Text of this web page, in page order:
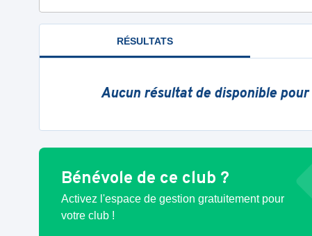
RÉSULTATS
Aucun résultat de disponible
Bénévole de ce club ?
Activez l'espace de gestion gratuitement pour
votre club !